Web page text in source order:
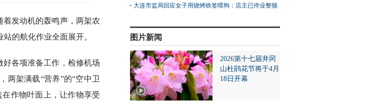
发动机的轰鸣声，两架农
的航化作业全面展开。
各项准备工作，检修机场
架满载“营养”的“空中卫
作物叶面上，让作物享受
大连市监局回应女子用烧烤铁签喂狗：店主已停业整顿
图片新闻
2026第十七届井冈
山杜鹃花节将于4月
18日开幕